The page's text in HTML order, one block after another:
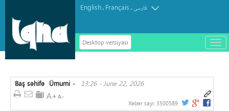
English. Français.فارسی
Desktop versiyası
باز
و
Baş səhifə »
Ümumi 13:26 - June 22, 2026
Xəbər sayı: 3500589